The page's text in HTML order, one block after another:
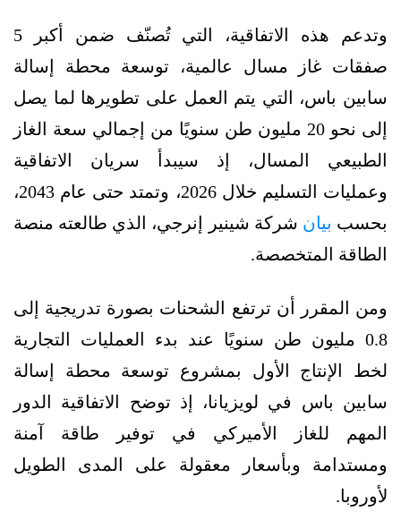
وتدعم هذه الاتفاقية، التي تُصنّف ضمن أكبر 5
صفقات غاز مسال عالمية، توسعة محطة إسالة
سابين باس، التي يتم العمل على تطويرها لما يصل
إلى نحو 20 مليون طن سنويًا من إجمالي سعة الغاز
الطبيعي المسال، إذ سيبدأ سريان الاتفاقية
وعمليات التسليم خلال 2026، وتمتد حتى عام 2043،
بحسب بيان شركة شينير إنرجي، الذي طالعته منصة
الطاقة المتخصصة.
ومن المقرر أن ترتفع الشحنات بصورة تدريجية إلى
0.8 مليون طن سنويًا عند بدء العمليات التجارية
لخط الإنتاج الأول بمشروع توسعة محطة إسالة
سابين باس في لويزيانا، إذ توضح الاتفاقية الدور
المهم للغاز الأميركي في توفير طاقة آمنة
ومستدامة وبأسعار معقولة على المدى الطويل
لأوروبا.